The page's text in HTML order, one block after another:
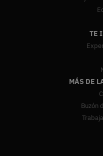
TE
MÁS DE
Buzón